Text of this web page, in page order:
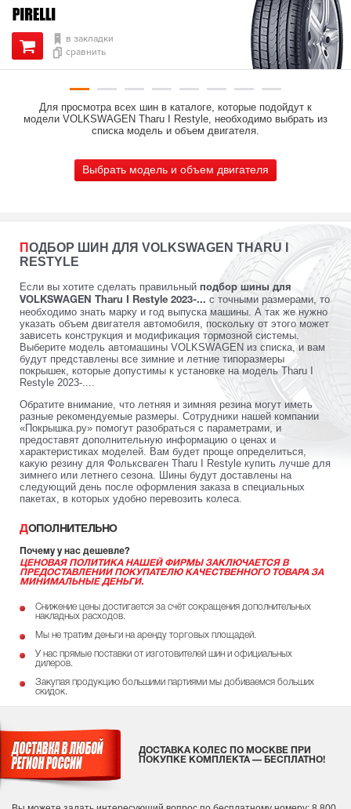
в закладки
сравнить
Для просмотра всех шин в каталоге, которые подойдут к
модели VOLKSWAGEN Tharu I Restyle, необходимо выбрать из
списка модель и объем двигателя.
Выбрать модель и объем двигателя
ПОДБОР ШИН ДЛЯ VOLKSWAGEN THARU I
RESTYLE
Если вы хотите сделать правильный подбор шины для
VOLKSWAGEN Tharu I Restyle 2023-... с точными размерами, то
необходимо знать марку и год выпуска машины. А так же нужно
указать объем двигателя автомобиля, поскольку от этого может
зависеть конструкция и модификация тормозной системы.
Выберите модель автомашины VOLKSWAGEN из списка, и вам
будут представлены все зимние и летние типоразмеры
покрышек, которые допустимы к установке на модель Tharu I
Restyle 2023-....
Обратите внимание, что летняя и зимняя резина могут иметь
разные рекомендуемые размеры. Сотрудники нашей компании
«Покрышка.ру» помогут разобраться с параметрами, и
предоставят дополнительную информацию о ценах и
характеристиках моделей. Вам будет проще определиться,
какую резину для Фольксваген Tharu I Restyle купить лучше для
зимнего или летнего сезона. Шины будут доставлены на
следующий день после оформления заказа в специальных
пакетах, в которых удобно перевозить колеса.
ДОПОЛНИТЕЛЬНО
Почему у нас дешевле?
ЦЕНОВАЯ ПОЛИТИКА НАШЕЙ ФИРМЫ ЗАКЛЮЧАЕТСЯ В
ПРЕДОСТАВЛЕНИИ ПОКУПАТЕЛЮ КАЧЕСТВЕННОГО ТОВАРА ЗА
МИНИМАЛЬНЫЕ ДЕНЬГИ.
Снижение цены достигается за счёт сокращения дополнительных
накладных расходов.
Мы не тратим деньги на аренду торговых площадей.
У нас прямые поставки от изготовителей шин и официальных
дилеров.
Закупая продукцию большими партиями мы добиваемся больших
скидок.
ДОСТАВКА КОЛЕС ПО МОСКВЕ ПРИ
ПОКУПКЕ КОМПЛЕКТА — БЕСПЛАТНО!